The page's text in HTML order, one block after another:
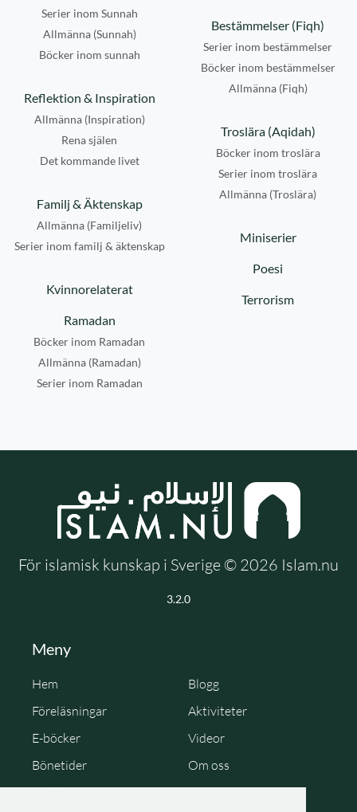
Serier inom Sunnah
Allmänna (Sunnah)
Böcker inom sunnah
Bestämmelser (Fiqh)
Serier inom bestämmelser
Böcker inom bestämmelser
Allmänna (Fiqh)
Reflektion & Inspiration
Allmänna (Inspiration)
Rena själen
Det kommande livet
Troslära (Aqidah)
Böcker inom troslära
Serier inom troslära
Allmänna (Troslära)
Familj & Äktenskap
Allmänna (Familjeliv)
Serier inom familj & äktenskap
Miniserier
Poesi
Kvinnorelaterat
Terrorism
Ramadan
Böcker inom Ramadan
Allmänna (Ramadan)
Serier inom Ramadan
För islamisk kunskap i Sverige © 2026 Islam.nu
3.2.0
Meny
Hem
Blogg
Föreläsningar
Aktiviteter
E-böcker
Videor
Bönetider
Om oss
Cookie Policy
Personuppgiftspolicy